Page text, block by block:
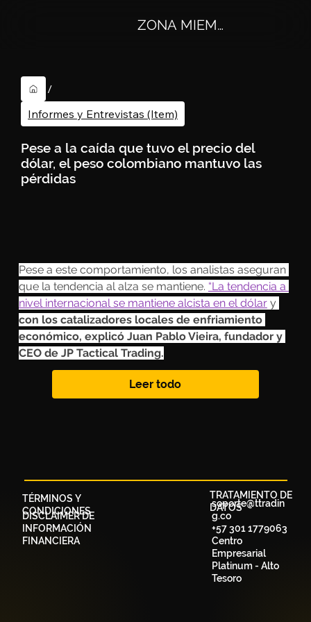
ZONA MIEMBROS
/
Informes y Entrevistas (Item)
Pese a la caída que tuvo el precio del
dólar, el peso colombiano mantuvo las
pérdidas
Pese a este comportamiento, los analistas aseguran
que la tendencia al alza se mantiene. “La tendencia a
nivel internacional se mantiene alcista en el dólar y
con los catalizadores locales de enfriamiento
económico, explicó Juan Pablo Vieira, fundador y
CEO de JP Tactical Trading.
Leer todo
TÉRMINOS Y
CONDICIONES
DISCLAIMER DE
INFORMACIÓN
FINANCIERA
TRATAMIENTO DE
DATOS
soporte@ttradin
g.co
+57 301 1779063
Centro
Empresarial
Platinum - Alto
Tesoro